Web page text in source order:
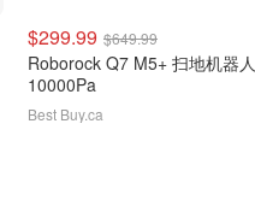
$299.99 $649.99
Roborock Q7 M5+ 扫地机器人
10000Pa
Best Buy.ca